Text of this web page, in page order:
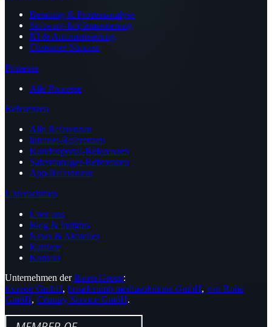
Beratung & Prozessanalyse
Software-Implementierung
KI & Automatisierung
Customer Success
Prozesse
Alle Prozesse
Referenzen
Alle Referenzen
Intranet-Referenzen
Kundenportal-Referenzen
Salesmanager-Referenzen
App-Referenzen
Unternehmen
Über uns
Blog & Insights
News & Aktuelles
Karriere
Kontakt
Unternehmen derIhnen Group:
icoreon GmbH, breadcrumb mediasolutions GmbH, van Rohe
GmbH, Century Service GmbH.